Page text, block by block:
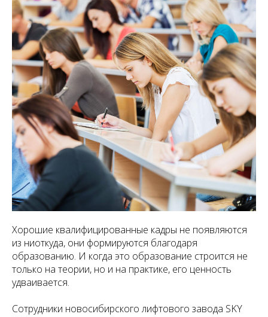
Хорошие квалифицированные кадры не появляются
из ниоткуда, они формируются благодаря
образованию. И когда это образование строится не
только на теории, но и на практике, его ценность
удваивается.
Сотрудники новосибирского лифтового завода SKY